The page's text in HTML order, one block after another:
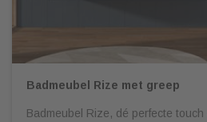
Badmeubel Rize met greep
Badmeubel Rize, dé perfecte